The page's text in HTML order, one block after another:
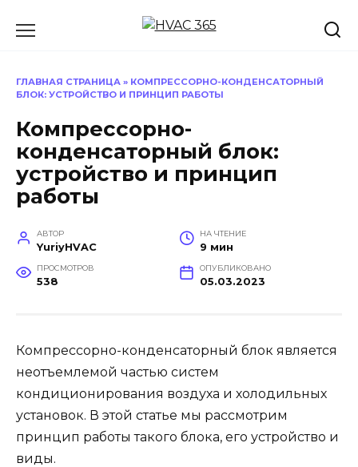
ГЛАВНАЯ СТРАНИЦА » КОМПРЕССОРНО-КОНДЕНСАТОРНЫЙ
БЛОК: УСТРОЙСТВО И ПРИНЦИП РАБОТЫ
Компрессорно-
конденсаторный блок:
устройство и принцип
работы
АВТОР
YuriyHVAC
НА ЧТЕНИЕ
9 мин
ПРОСМОТРОВ
538
ОПУБЛИКОВАНО
05.03.2023
Компрессорно-конденсаторный блок является
неотъемлемой частью систем
кондиционирования воздуха и холодильных
установок. В этой статье мы рассмотрим
принцип работы такого блока, его устройство и
виды.